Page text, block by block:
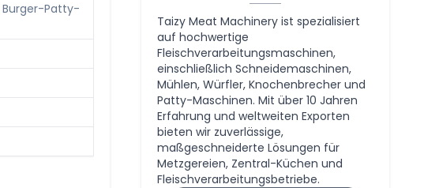
Patty-
Taizy Meat Machinery ist spezialisiert
auf hochwertige
Fleischverarbeitungsmaschinen,
einschließlich Schneidemaschinen,
Mühlen, Würfler, Knochenbrecher und
Patty-Maschinen. Mit über 10 Jahren
Erfahrung und weltweiten Exporten
bieten wir zuverlässige,
maßgeschneiderte Lösungen für
Metzgereien, Zentral-Küchen und
Fleischverarbeitungsbetriebe.